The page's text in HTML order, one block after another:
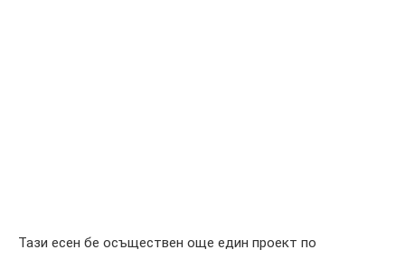
Тази есен бе осъществен още един проект по